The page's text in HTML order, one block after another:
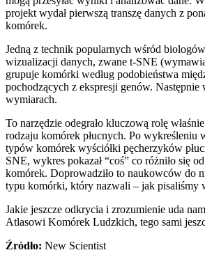
projekt wydał pierwszą transzę danych z
komórek.
Jedną z technik popularnych wśród
wizualizacji danych, zwane t-SNE
grupuje komórki według podobieństwa
pochodzących z ekspresji genów.
wymiarach.
To narzędzie odegrało kluczową rolę
rodzaju komórek płucnych. Po wykreśleniu
typów komórek wyściółki pęcherzyków
SNE, wykres pokazał “coś” co różniło się
komórek. Doprowadziło to naukowców do
typu komórki, który nazwali – jak pisaliśmy
Jakie jeszcze odkrycia i zrozumienie uda
Atlasowi Komórek Ludzkich, tego sami
Źródło: New Scientist